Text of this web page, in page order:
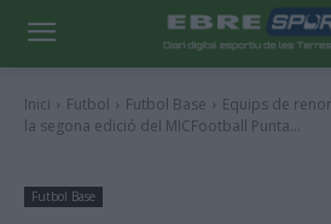
Inici Futbol Futbol Base
Equips de
la segona edició del MICFootball Punta...
Futbol Base